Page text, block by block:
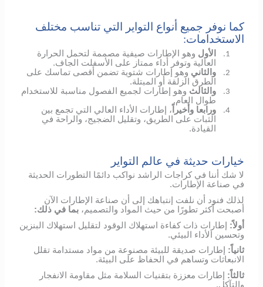
كما نوفر جميع أنواع التواير التي تناسب مختلف
الاستخدامات:
1. الأول وهو الإطارات صيفية مصممة لتحمل الحرارة
العالية وتوفر أداء ممتاز على الأسفلت الجاف.
2. والثاني وهو إطارات شتوية تضمن أقصى تماسك على
الطرق الزلقة أو المبتلة.
3. والثالث وهو إطارات لجميع الفصول مناسبة للاستخدام
طوال العام.
4. ورابعا وأخيراً ، إطارات الأداء العالي التي تجمع بين
الثبات على الطريق، وتقليل الضجيج، والراحة في
القيادة.
خيارات حديثة في عالم التواير
لا شك أننا في كراجات الراشد نواكب دائمًا التطورات الحديثة
في صناعة الإطارات.
لذلك فنود أن نلفت إنتباهك إلى أن صناعة الإطارات الآن
أصبحت أكثر تطورًا من حيث المواد والتصميم،بما في ذلك:
أولاً: إطارات ذات كفاءة استهلاك الوقود لتقليل استهلاك البنزين
وتحسين الأداء البيئي.
ثانياً: إطارات صديقة للبيئة مصنوعة من مواد مستدامة تقلل
الانبعاثات وتساهم في الحفاظ على البيئة.
ثالثاً: إطارات معززة بتقنيات السلامة مثل مقاومة الانفجار
والتآكل.